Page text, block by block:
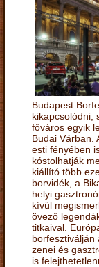
Budapest
kikapcsolódni,
főváros egyik
Budai Várban.
esti fényében
kóstolhatják
kiállító több
borvidék, a
helyi
kívül
övező
titkaival.
borfesztiválján
zenei és
is